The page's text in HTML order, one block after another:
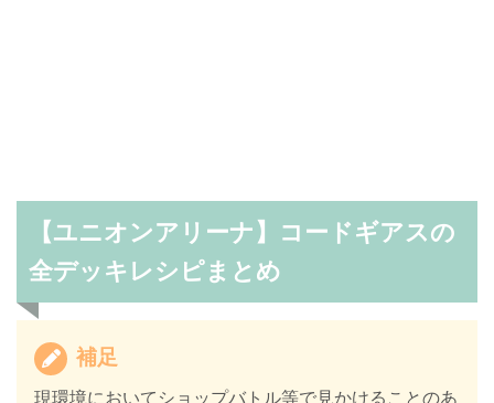
【ユニオンアリーナ】コードギアスの
全デッキレシピまとめ
補足
現環境においてショップバトル等で見かけることのあ